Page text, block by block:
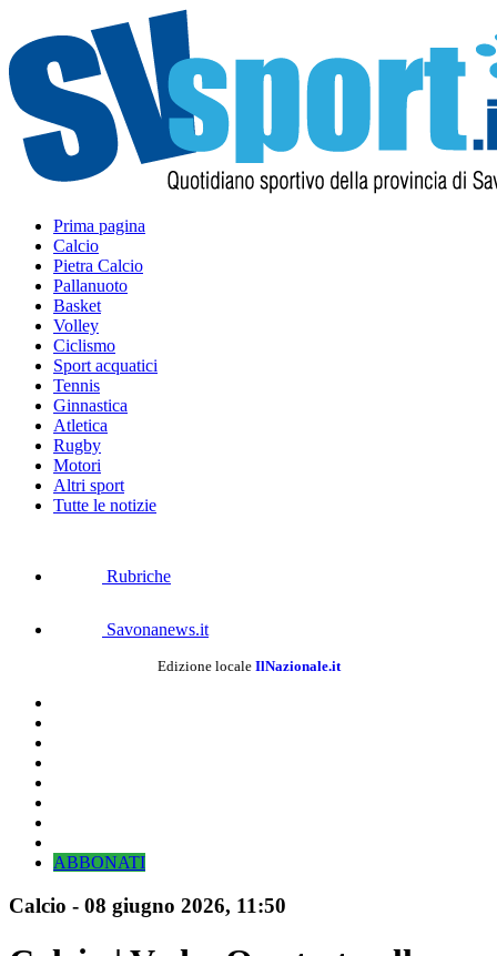
Prima pagina
Calcio
Pietra Calcio
Pallanuoto
Basket
Volley
Ciclismo
Sport acquatici
Tennis
Ginnastica
Atletica
Rugby
Motori
Altri sport
Tutte le notizie
Rubriche
Savonanews.it
Edizione locale IlNazionale.it
ABBONATI
Calcio - 08 giugno 2026, 11:50